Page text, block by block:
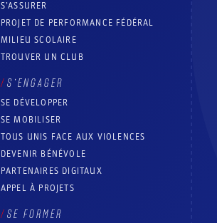
S’ASSURER
PROJET DE PERFORMANCE FÉDÉRAL
MILIEU SCOLAIRE
TROUVER UN CLUB
S’ENGAGER
SE DÉVELOPPER
SE MOBILISER
TOUS UNIS FACE AUX VIOLENCES
DEVENIR BÉNÉVOLE
PARTENAIRES DIGITAUX
APPEL À PROJETS
SE FORMER